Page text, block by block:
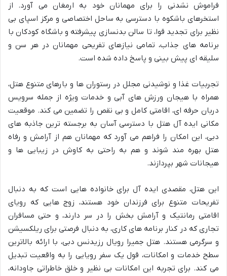
فراموش نشدنی را برای مهمانان خود به ارمغان می آورد. از
استخرهای باشکوه با دسترسی به ساحل اختصاصی و مرکز اسپای بی
نظیر برای تجدید قوا، تا سالن بدنسازی پیشرفته و باشگاه کودکان با
برنامه های جذاب، تمامی نیازهای تفریحی مهمانان در هر سن و
سلیقه ای پیش بینی و پاسخ داده شده است.
تجربیات غذا و نوشیدنی مجلل در رستوران ها و بارهای متنوع هتل،
همراه با هیجان ورزش های آبی و خدمات ویژه از جمله سرویس
دربان حرفه ای، اقامتی کامل و بی نقص را تضمین می کند. موقعیت
مکانی ایده آل هتل با دسترسی آسان به برجسته ترین جاذبه های
دبی، این امکان را فراهم می آورد که مهمانان هم از آرامش و رفاه
هتل بهره مند شوند و هم به راحتی به کاوش در زیبایی ها و
هیجانات شهر بپردازند.
این هتل، مقصدی ایده آل برای خانواده هایی است که به دنبال
تفریحات متنوع برای فرزندان خود هستند، زوج هایی که رویای
اقامتی رمانتیک و آرامش بخش را در سر دارند، و حتی مسافران
تجاری که در کنار برنامه های کاری، به دنبال فرصتی برای ریلکسیشن
و سرگرمی هستند. هتل جمیرا رویال رزیدنس دبی، با ارائه بالاترین
سطح خدمات و امکانات، قول یک سفر رویایی را به واقعیت تبدیل
می کند. برای تجربه این امکانات بی نظیر و خلق خاطراتی جاودانه،